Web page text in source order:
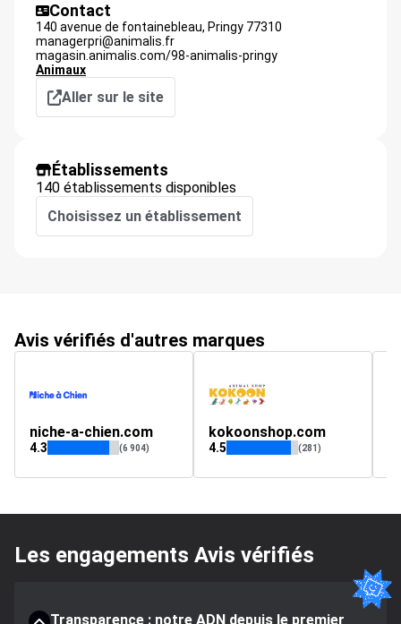
Contact
140 avenue de fontainebleau, Pringy 77310
managerpri@animalis.fr
magasin.animalis.com/98-animalis-pringy
Animaux
Aller sur le site
Établissements
140 établissements disponibles
Choisissez un établissement
Avis vérifiés d'autres marques
niche-a-chien.com
4.3 (6 904)
kokoonshop.com
4.5 (281)
Les engagements Avis vérifiés
Transparence : notre ADN depuis le premier